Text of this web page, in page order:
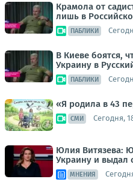
Крамола от
лишь в
ПАБЛИКИ
В Киеве боятся,
Украину в
ПАБЛИКИ
«Я родила в 43
СМИ Сегодня,
Юлия Витязева:
Украину и выдал
МНЕНИЯ